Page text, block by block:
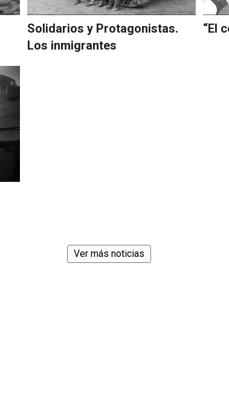
Solidarios y Protagonistas.
Los inmigrantes
“El
Ver más noticias